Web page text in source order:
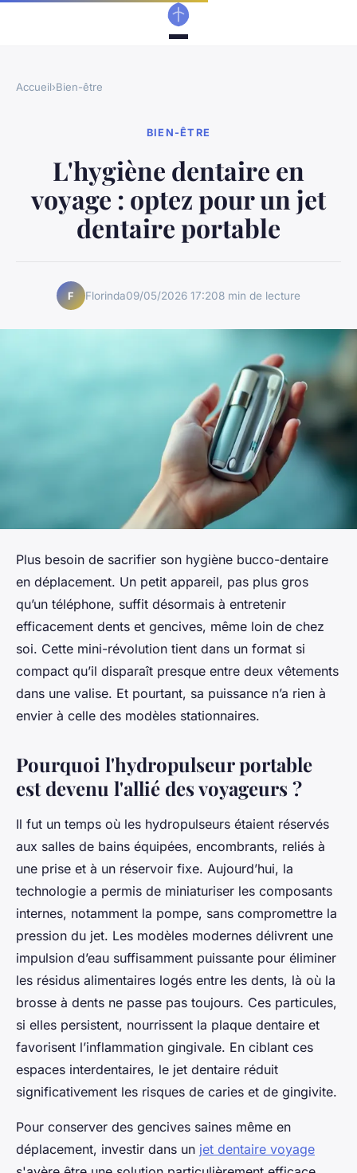
Accueil›Bien-être
BIEN-ÊTRE
L'hygiène dentaire en
voyage : optez pour un jet
dentaire portable
F Florinda09/05/2026 17:208 min de lecture
Plus besoin de sacrifier son hygiène bucco-dentaire
en déplacement. Un petit appareil, pas plus gros
qu’un téléphone, suffit désormais à entretenir
efficacement dents et gencives, même loin de chez
soi. Cette mini-révolution tient dans un format si
compact qu’il disparaît presque entre deux vêtements
dans une valise. Et pourtant, sa puissance n’a rien à
envier à celle des modèles stationnaires.
Pourquoi l'hydropulseur portable
est devenu l'allié des voyageurs ?
Il fut un temps où les hydropulseurs étaient réservés
aux salles de bains équipées, encombrants, reliés à
une prise et à un réservoir fixe. Aujourd’hui, la
technologie a permis de miniaturiser les composants
internes, notamment la pompe, sans compromettre la
pression du jet. Les modèles modernes délivrent une
impulsion d’eau suffisamment puissante pour éliminer
les résidus alimentaires logés entre les dents, là où la
brosse à dents ne passe pas toujours. Ces particules,
si elles persistent, nourrissent la plaque dentaire et
favorisent l’inflammation gingivale. En ciblant ces
espaces interdentaires, le jet dentaire réduit
significativement les risques de caries et de gingivite.
Pour conserver des gencives saines même en
déplacement, investir dans un jet dentaire voyage